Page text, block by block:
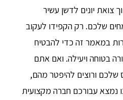
צואת יונים לדשן עשיר
שלכם. רק הקפידו לעקוב
במאמר זה כדי להבטיח
בטוחה ויעילה. ואם אתם
שלכם ורוצים להיפטר מהם,
נמצא עבורכם חברה מקצועית